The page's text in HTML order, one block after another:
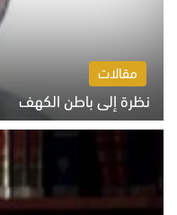
مقالات
نظرة إلى باطن الكهف
السبت 8 أغسطس 2026 11:04 ص